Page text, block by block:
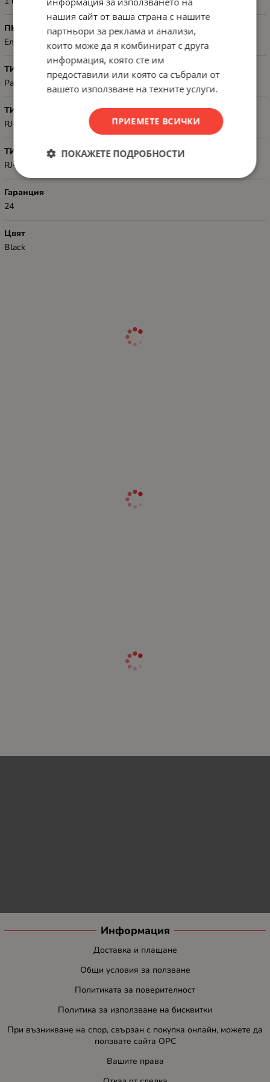
ПРЕДНАЗНАЧЕН ЗА
Електронна техника
ТИП
Patch
ТИП КОНЕКТОР 1
RJ-45
ТИП КОНЕКТОР 2
RJ-45
Гаранция
24
Цвят
Black
Информация
Доставка и плащане
Общи условия за ползване
Политиката за поверителност
Политика за използване на бисквитки
При възникване на спор, свързан с покупка онлайн, можете да
ползвате сайта ОРС
Вашите права
нашия сайт от ваша страна с нашите
партньори за реклама и анализи,
които може да я комбинират с друга
информация, която сте им
предоставили или която са събрали от
вашето използване на техните услуги.
ПРИЕМЕТЕ ВСИЧКИ
ПОКАЖЕТЕ ПОДРОБНОСТИ